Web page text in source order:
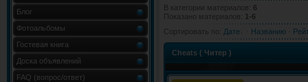
Блог
Фотоальбомы
Гостевая книга
Доска объявлений
FAQ (вопрос/ответ)
В категории материалов: 6
Показано материалов: 1-6
Сортировать по : Дате Названию
Cheats ( Читер )